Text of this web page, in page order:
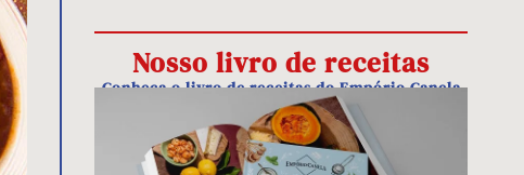
Nosso livro de receitas
Conheça o livro de receitas do Empório Canela